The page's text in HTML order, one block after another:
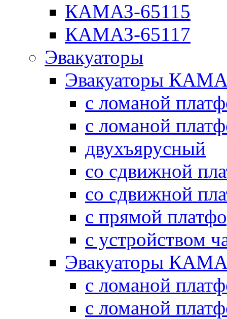
КАМАЗ-65115
КАМАЗ-65117
Эвакуаторы
Эвакуаторы
с ломаной
с ломаной
двухъярусный
со сдвижной
со сдвижной
с прямой
с устройством
Эвакуаторы
с ломаной
с ломаной